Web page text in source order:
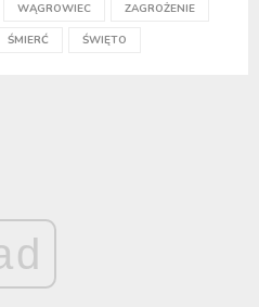
WĄGROWIEC ZAGROŻENIE
ŚMIERĆ ŚWIĘTO